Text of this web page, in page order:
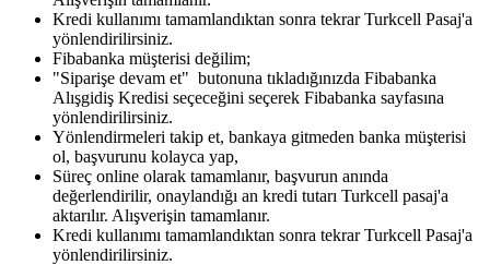
Kredi kullanımı tamamlandıktan sonra tekrar Turkcell Pasaj'a
yönlendirilirsiniz.
Fibabanka müşterisi değilim;
"Siparişe devam et" butonuna tıkladığınızda Fibabanka
Alışgidiş Kredisi seçeceğini seçerek Fibabanka sayfasına
yönlendirilirsiniz.
Yönlendirmeleri takip et, bankaya gitmeden banka müşterisi
ol, başvurunu kolayca yap,
Süreç online olarak tamamlanır, başvurun anında
değerlendirilir, onaylandığı an kredi tutarı Turkcell pasaj'a
aktarılır. Alışverişin tamamlanır.
Kredi kullanımı tamamlandıktan sonra tekrar Turkcell Pasaj'a
yönlendirilirsiniz.